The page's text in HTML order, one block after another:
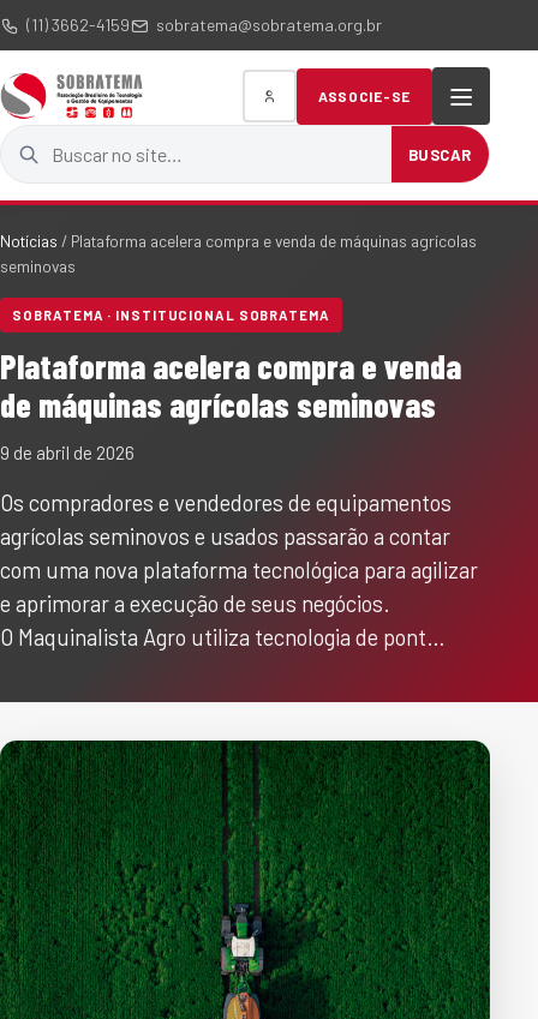
(11) 3662-4159 sobratema@sobratema.org.br
Buscar no site
BUSCAR
ASSOCIE-SE
Notícias / Plataforma acelera compra e venda de máquinas agrícolas
seminovas
SOBRATEMA · INSTITUCIONAL SOBRATEMA
Plataforma acelera compra e venda
de máquinas agrícolas seminovas
9 de abril de 2026
Os compradores e vendedores de equipamentos
agrícolas seminovos e usados passarão a contar
com uma nova plataforma tecnológica para agilizar
e aprimorar a execução de seus negócios.
O Maquinalista Agro utiliza tecnologia de pont…